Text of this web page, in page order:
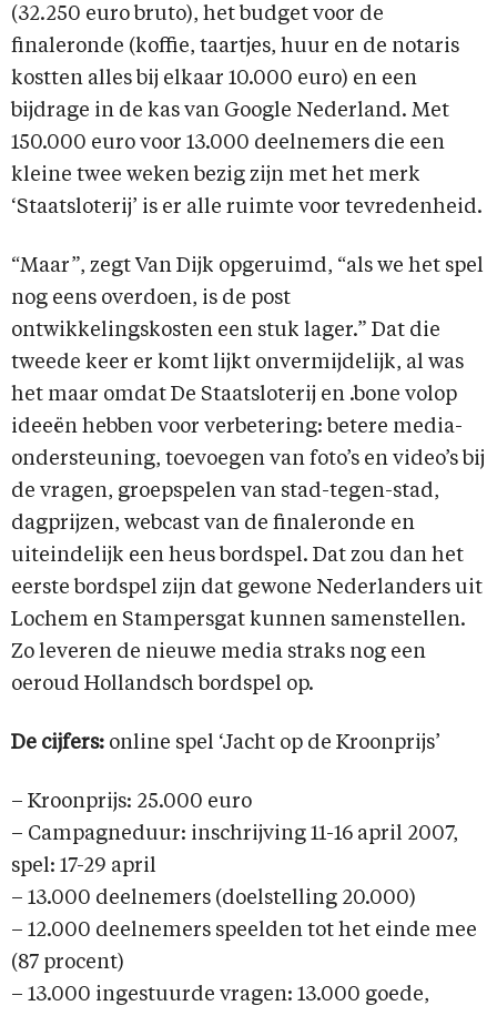
(32.250 euro bruto), het budget voor de
finaleronde (koffie, taartjes, huur en de notaris
kostten alles bij elkaar 10.000 euro) en een
bijdrage in de kas van Google Nederland. Met
150.000 euro voor 13.000 deelnemers die een
kleine twee weken bezig zijn met het merk
‘Staatsloterij’ is er alle ruimte voor tevredenheid.
“Maar”, zegt Van Dijk opgeruimd, “als we het spel
nog eens overdoen, is de post
ontwikkelingskosten een stuk lager.” Dat die
tweede keer er komt lijkt onvermijdelijk, al was
het maar omdat De Staatsloterij en .bone volop
ideeën hebben voor verbetering: betere media-
ondersteuning, toevoegen van foto’s en video’s bij
de vragen, groepspelen van stad-tegen-stad,
dagprijzen, webcast van de finaleronde en
uiteindelijk een heus bordspel. Dat zou dan het
eerste bordspel zijn dat gewone Nederlanders uit
Lochem en Stampersgat kunnen samenstellen.
Zo leveren de nieuwe media straks nog een
oeroud Hollandsch bordspel op.
De cijfers: online spel ‘Jacht op de Kroonprijs’
– Kroonprijs: 25.000 euro
– Campagneduur: inschrijving 11-16 april 2007,
spel: 17-29 april
– 13.000 deelnemers (doelstelling 20.000)
– 12.000 deelnemers speelden tot het einde mee
(87 procent)
– 13.000 ingestuurde vragen: 13.000 goede,